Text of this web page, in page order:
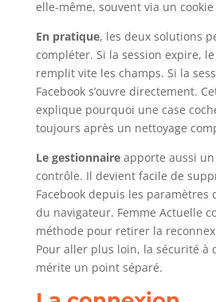
elle-même, souvent via un
En pratique, les deux solutions
compléter. Si la session expire,
remplit vite les champs. Si la
Facebook s’ouvre directement.
explique pourquoi une case
toujours après un nettoyage
Le gestionnaireapporte aussi un
contrôle. Il devient facile de
Facebook depuis les paramètres
du navigateur. Femme Actuelle
méthode pour retirer la
Pour aller plus loin, la sécurité à
mérite un point séparé.